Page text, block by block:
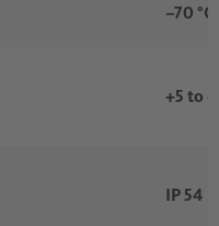
–70 °C
+5 to
IP 54